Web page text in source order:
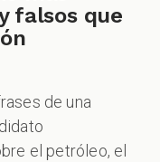
falsos que
de una
el petróleo, el